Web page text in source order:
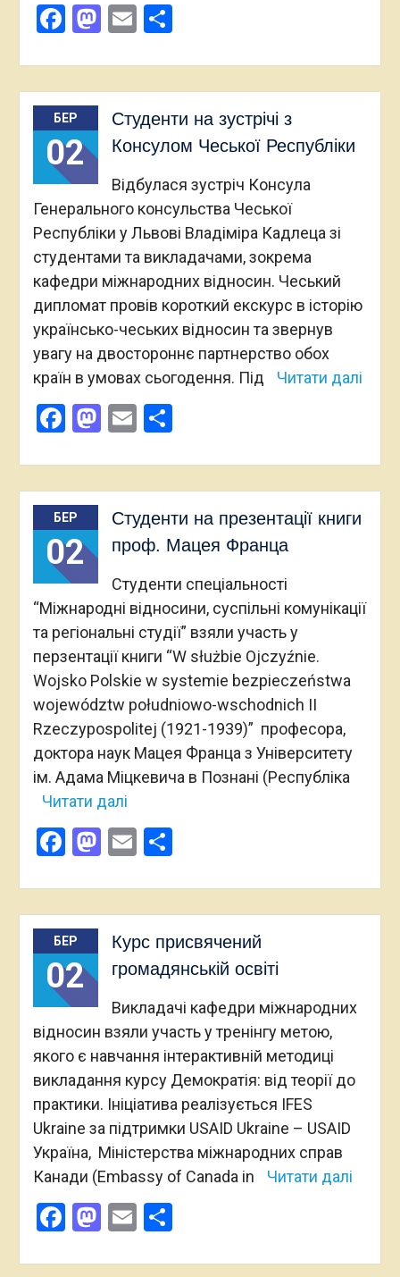
Facebook
Mastodon
EmailПоділитися
БЕР
02
Студенти на зустрічі з
Консулом Чеської Республіки
Відбулася зустріч Консула
Генерального консульства Чеської
Республіки у Львові Владіміра Кадлеца зі
студентами та викладачами, зокрема
кафедри міжнародних відносин. Чеський
дипломат провів короткий екскурс в історію
українсько-чеських відносин та звернув
увагу на двостороннє партнерство обох
країн в умовах сьогодення. Під
Читати далі
Facebook
Mastodon
EmailПоділитися
БЕР
02
Студенти на презентації книги
проф. Мацея Франца
Студенти спеціальності
“Міжнародні відносини, суспільні комунікації
та регіональні студії” взяли участь у
перзентації книги “W służbie Ojczyźnie.
Wojsko Polskie w systemie bezpieczeństwa
województw południowo-wschodnich II
Rzeczypospolitej (1921-1939)” професора,
доктора наук Мацея Франца з Університету
ім. Адама Міцкевича в Познані (Республіка
Читати далі
Facebook
Mastodon
EmailПоділитися
БЕР
02
Курс присвячений
громадянській освіті
Викладачі кафедри міжнародних
відносин взяли участь у тренінгу метою,
якого є навчання інтерактивній методиці
викладання курсу Демократія: від теорії до
практики. Ініціатива реалізується IFES
Ukraine за підтримки USAID Ukraine – USAID
Україна, Міністерства міжнародних справ
Канади (Embassy of Canada in
Читати далі
Facebook
Mastodon
EmailПоділитися